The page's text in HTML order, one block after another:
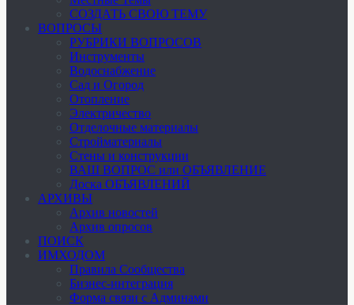
СОЗДАТЬ СВОЮ ТЕМУ
ВОПРОСЫ
РУБРИКИ ВОПРОСОВ
Инструменты
Водоснабжение
Сад и Огород
Отопление
Электричество
Отделочные материалы
Стройматериалы
Стены и конструкции
ВАШ ВОПРОС или ОБЪЯВЛЕНИЕ
Доска ОБЪЯВЛЕНИЙ
АРХИВЫ
Архив новостей
Архив опросов
ПОИСК
ИМХОДОМ
Правила Сообщества
Бизнес-интеграция
Форма связи с Админами